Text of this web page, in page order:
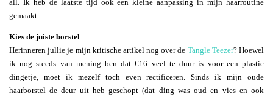
all. Ik heb de laatste tijd ook een kleine aanpassing in mijn haarroutine
gemaakt.
Kies de juiste borstel
Herinneren jullie je mijn kritische artikel nog over de Tangle Teezer? Hoewel
ik nog steeds van mening ben dat €16 veel te duur is voor een plastic
dingetje, moet ik mezelf toch even rectificeren. Sinds ik mijn oude
haarborstel de deur uit heb geschopt (dat ding was oud en vies en ook